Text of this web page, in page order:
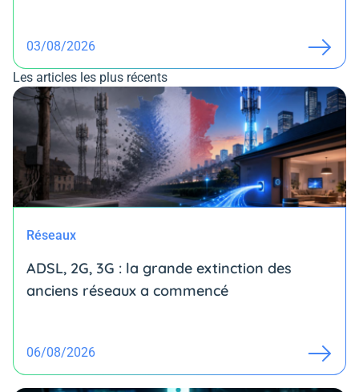
03/08/2026
Les articles les plus récents
Réseaux
ADSL, 2G, 3G : la grande extinction des
anciens réseaux a commencé
06/08/2026